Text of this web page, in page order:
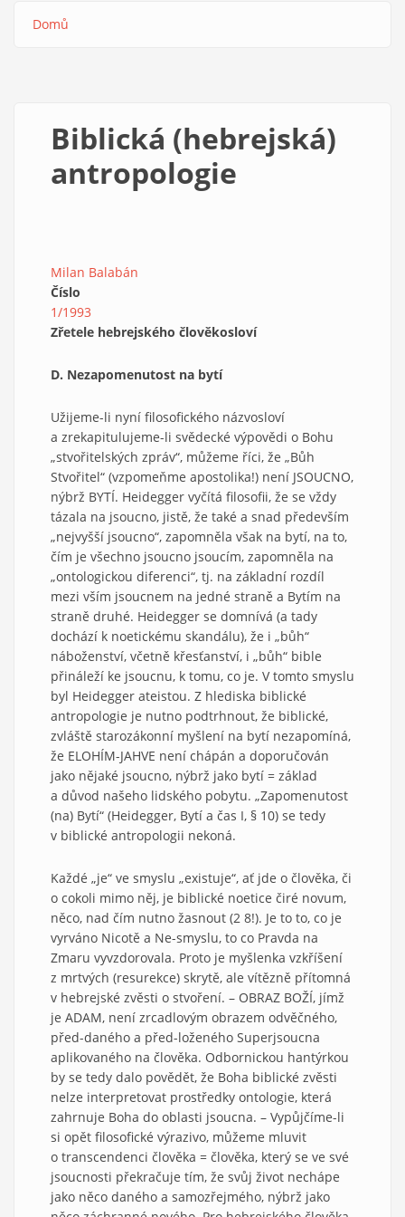
Domů
Biblická (hebrejská)
antropologie
Milan Balabán
Číslo
1/1993
Zřetele hebrejského člověkosloví
D. Nezapomenutost na bytí
Užijeme-li nyní filosofického názvosloví
a zrekapitulujeme-li svědecké výpovědi o Bohu
„stvořitelských zpráv“, můžeme říci, že „Bůh
Stvořitel“ (vzpomeňme apostolika!) není JSOUCNO,
nýbrž BYTÍ. Heidegger vyčítá filosofii, že se vždy
tázala na jsoucno, jistě, že také a snad především
„nejvyšší jsoucno“, zapomněla však na bytí, na to,
čím je všechno jsoucno jsoucím, zapomněla na
„ontologickou diferenci“, tj. na základní rozdíl
mezi vším jsoucnem na jedné straně a Bytím na
straně druhé. Heidegger se domnívá (a tady
dochází k noetickému skandálu), že i „bůh“
náboženství, včetně křesťanství, i „bůh“ bible
přináleží ke jsoucnu, k tomu, co je. V tomto smyslu
byl Heidegger ateistou. Z hlediska biblické
antropologie je nutno podtrhnout, že biblické,
zvláště starozákonní myšlení na bytí nezapomíná,
že ELOHÍM-JAHVE není chápán a doporučován
jako nějaké jsoucno, nýbrž jako bytí = základ
a důvod našeho lidského pobytu. „Zapomenutost
(na) Bytí“ (Heidegger, Bytí a čas I, § 10) se tedy
v biblické antropologii nekoná.
Každé „je“ ve smyslu „existuje“, ať jde o člověka, či
o cokoli mimo něj, je biblické noetice čiré novum,
něco, nad čím nutno žasnout (2 8!). Je to to, co je
vyrváno Nicotě a Ne-smyslu, to co Pravda na
Zmaru vyvzdorovala. Proto je myšlenka vzkříšení
z mrtvých (resurekce) skrytě, ale vítězně přítomná
v hebrejské zvěsti o stvoření. – OBRAZ BOŽÍ, jímž
je ADAM, není zrcadlovým obrazem odvěčného,
před-daného a před-loženého Superjsoucna
aplikovaného na člověka. Odbornickou hantýrkou
by se tedy dalo povědět, že Boha biblické zvěsti
nelze interpretovat prostředky ontologie, která
zahrnuje Boha do oblasti jsoucna. – Vypůjčíme-li
si opět filosofické výrazivo, můžeme mluvit
o transcendenci člověka = člověka, který se ve své
jsoucnosti překračuje tím, že svůj život nechápe
jako něco daného a samozřejmého, nýbrž jako